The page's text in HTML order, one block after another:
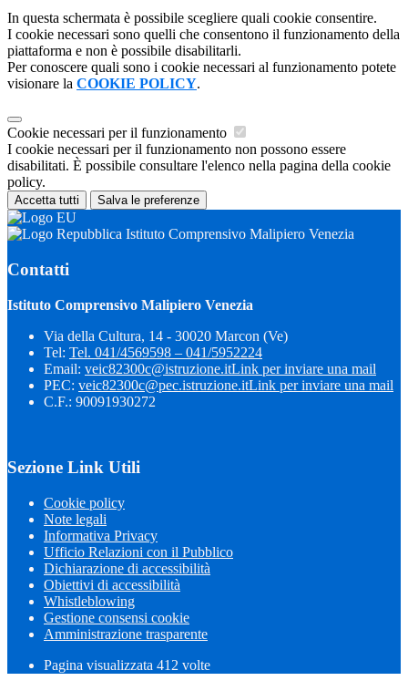
In questa schermata è possibile scegliere quali cookie consentire.
I cookie necessari sono quelli che consentono il funzionamento della
piattaforma e non è possibile disabilitarli.
Per conoscere quali sono i cookie necessari al funzionamento potete
visionare la COOKIE POLICY.
Cookie necessari per il funzionamento
I cookie necessari per il funzionamento non possono essere
disabilitati. È possibile consultare l'elenco nella pagina della cookie
policy.
Accetta tutti Salva le preferenze
Istituto Comprensivo Malipiero Venezia
Contatti
Istituto Comprensivo Malipiero Venezia
Via della Cultura, 14 - 30020 Marcon (Ve)
Tel: Tel. 041/4569598 – 041/5952224
Email: veic82300c@istruzione.itLink per inviare una mail
PEC: veic82300c@pec.istruzione.itLink per inviare una mail
C.F.: 90091930272
Sezione Link Utili
Cookie policy
Note legali
Informativa Privacy
Ufficio Relazioni con il Pubblico
Dichiarazione di accessibilità
Obiettivi di accessibilità
Whistleblowing
Gestione consensi cookie
Amministrazione trasparente
Pagina visualizzata 412 volte